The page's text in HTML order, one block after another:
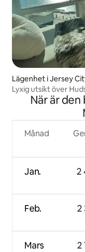
Lägenhet i Jersey
Lyxig utsikt över
När är
Månad
Jan.
Feb.
Mars
2
2
2